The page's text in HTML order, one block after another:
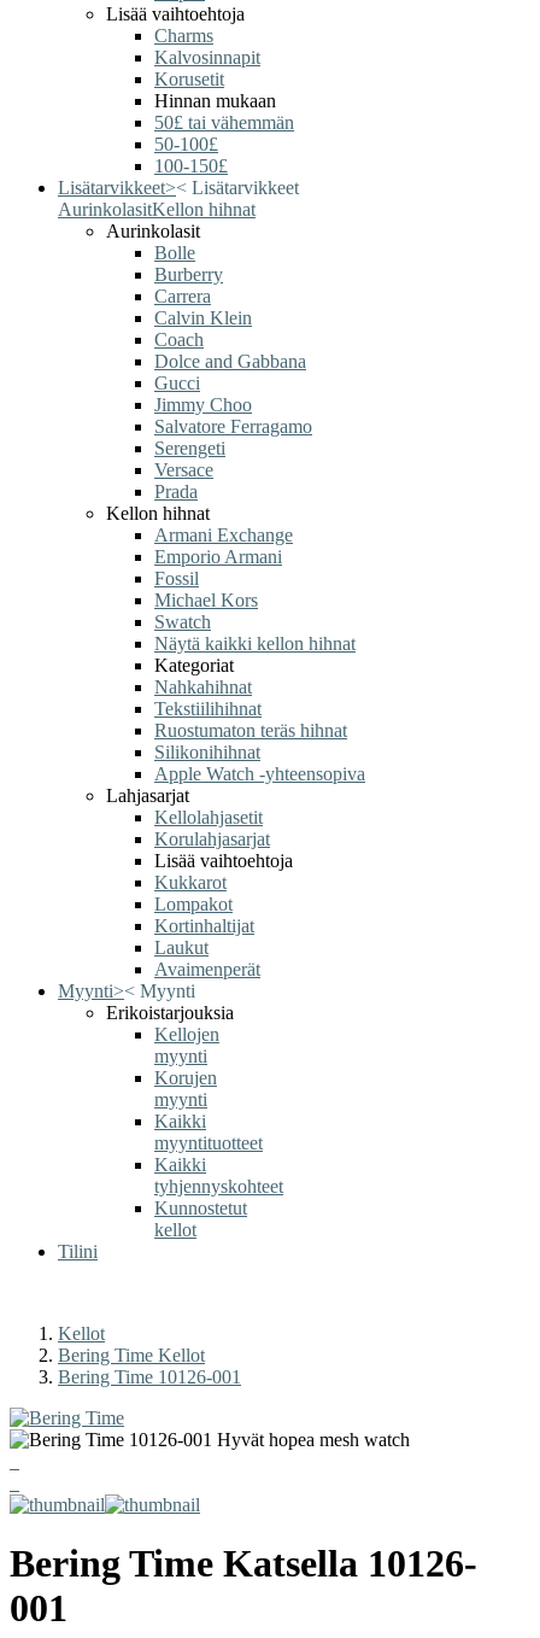
Lisää vaihtoehtoja
Charms
Kalvosinnapit
Korusetit
Hinnan mukaan
50£ tai vähemmän
50-100£
100-150£
Lisätarvikkeet>< Lisätarvikkeet
AurinkolasitKellon hihnat
Aurinkolasit
Bolle
Burberry
Carrera
Calvin Klein
Coach
Dolce and Gabbana
Gucci
Jimmy Choo
Salvatore Ferragamo
Serengeti
Versace
Prada
Kellon hihnat
Armani Exchange
Emporio Armani
Fossil
Michael Kors
Swatch
Näytä kaikki kellon hihnat
Kategoriat
Nahkahihnat
Tekstiilihihnat
Ruostumaton teräs hihnat
Silikonihihnat
Apple Watch -yhteensopiva
Lahjasarjat
Kellolahjasetit
Korulahjasarjat
Lisää vaihtoehtoja
Kukkarot
Lompakot
Kortinhaltijat
Laukut
Avaimenperät
Myynti>< Myynti
Erikoistarjouksia
Kellojen
myynti
Korujen
myynti
Kaikki
myyntituotteet
Kaikki
tyhjennyskohteet
Kunnostetut
kellot
Tilini
Kellot
Bering Time Kellot
Bering Time 10126-001
Bering Time Katsella 10126-
001